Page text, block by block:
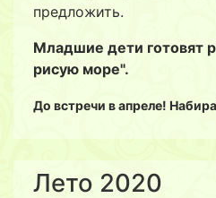
предложить.
Младшие дети готовят
рисую море".
До встречи в апреле!
Лето 2020